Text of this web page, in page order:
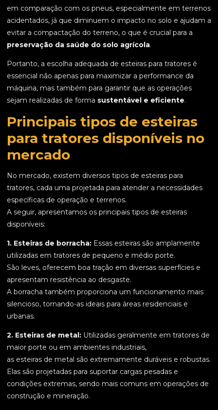
em comparação com os pneus, especialmente em terrenos
acidentados, já que diminuem o impacto no solo e ajudam a
evitar a compactação do terreno, o que é crucial para a
preservação da saúde do solo agrícola.
Portanto, a escolha adequada de esteiras para tratores é
essencial não apenas para maximizar a performance da
máquina, mas também para garantir que as operações
sejam realizadas de forma sustentável e eficiente.
Principais tipos de esteiras
para tratores disponíveis no
mercado
No mercado, existem diversos tipos de esteiras para
tratores, cada uma projetada para atender a necessidades
específicas de operação e terrenos.
A seguir, apresentamos os principais tipos de esteiras
disponíveis:
1. Esteiras de borracha: Essas esteiras são amplamente
utilizadas em tratores de pequeno e médio porte.
São leves, oferecem boa tração em diversas superfícies e
apresentam resistência ao desgaste.
A borracha também proporciona um funcionamento mais
silencioso, tornando-as ideais para áreas residenciais e
urbanas.
2. Esteiras de metal: Utilizadas geralmente em tratores de
maior porte ou em ambientes industriais,
as esteiras de metal são extremamente duráveis e robustas.
Elas são projetadas para suportar cargas pesadas e
condições extremas, sendo mais comuns em operações de
construção e mineração.